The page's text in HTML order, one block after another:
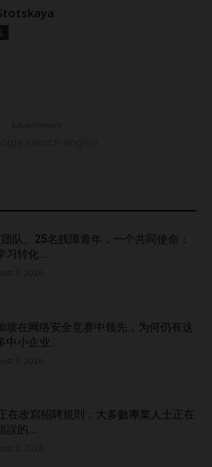
队、25名残障青年，一个共同使命：
习转化...
坡在网络安全竞赛中领先，为何仍有这
中小企业...
在改寫招聘規則：大多數專業人士正在
誤的...